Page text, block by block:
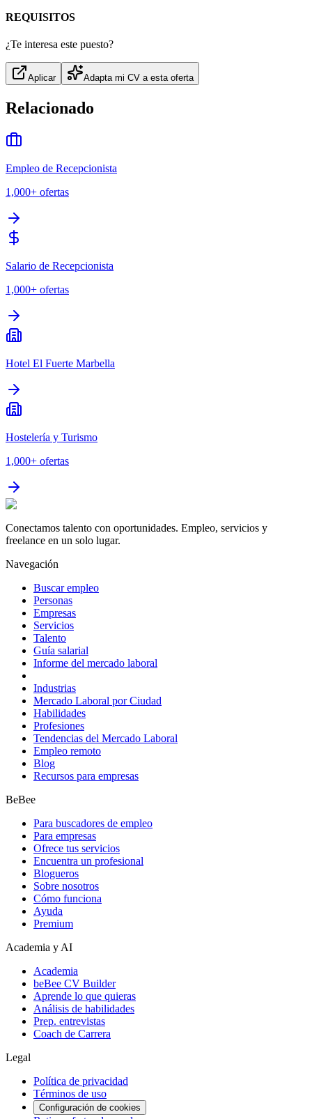
REQUISITOS
¿Te interesa este puesto?
Aplicar Adapta mi CV a esta oferta
Relacionado
Empleo de Recepcionista
1,000+ ofertas
Salario de Recepcionista
1,000+ ofertas
Hotel El Fuerte Marbella
Hostelería y Turismo
1,000+ ofertas
Conectamos talento con oportunidades. Empleo, servicios y
freelance en un solo lugar.
Navegación
Buscar empleo
Personas
Empresas
Servicios
Talento
Guía salarial
Informe del mercado laboral
Industrias
Mercado Laboral por Ciudad
Habilidades
Profesiones
Tendencias del Mercado Laboral
Empleo remoto
Blog
Recursos para empresas
BeBee
Para buscadores de empleo
Para empresas
Ofrece tus servicios
Encuentra un profesional
Blogueros
Sobre nosotros
Cómo funciona
Ayuda
Premium
Academia y AI
Academia
beBee CV Builder
Aprende lo que quieras
Análisis de habilidades
Prep. entrevistas
Coach de Carrera
Legal
Política de privacidad
Términos de uso
Configuración de cookies